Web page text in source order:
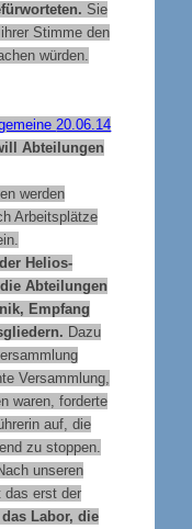
Sie
Stimme den
würden.
20.06.14
Abteilungen
werden
Arbeitsplätze
Helios-
Abteilungen
Empfang
Dazu
Versammlung,
waren, forderte
auf, die
zu stoppen.
unseren
das erst der
Labor, die